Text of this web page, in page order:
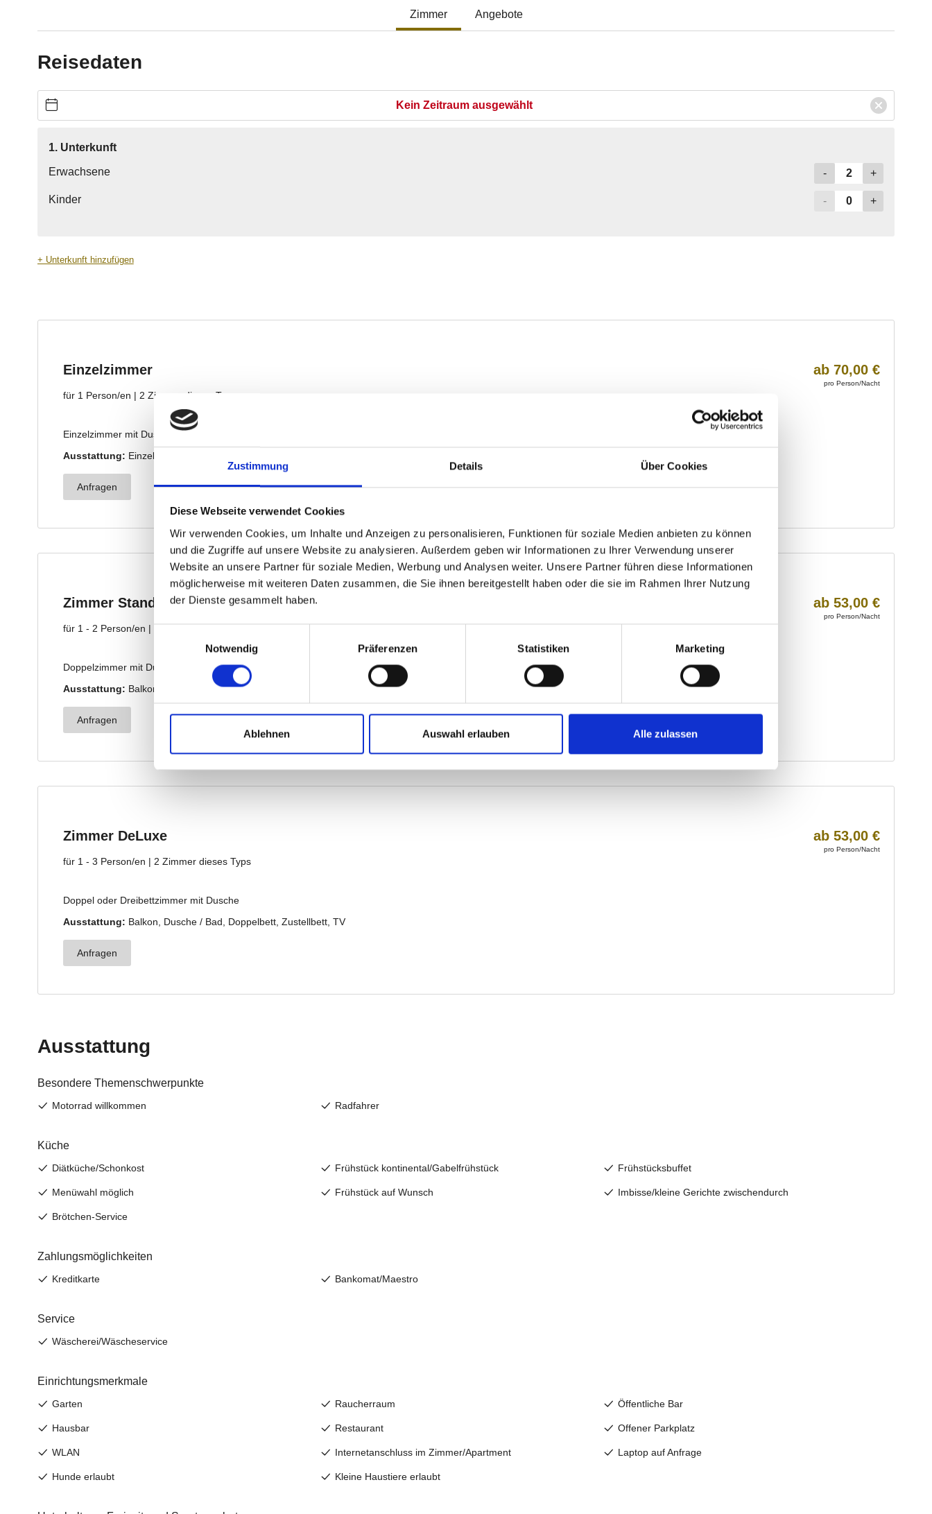
Zustimmung Details Über Cookies
Diese Webseite verwendet Cookies
Wir verwenden Cookies, um Inhalte und Anzeigen zu personalisieren, Funktionen für soziale Medien anbieten zu können
und die Zugriffe auf unsere Website zu analysieren. Außerdem geben wir Informationen zu Ihrer Verwendung unserer
Website an unsere Partner für soziale Medien, Werbung und Analysen weiter. Unsere Partner führen diese Informationen
möglicherweise mit weiteren Daten zusammen, die Sie ihnen bereitgestellt haben oder die sie im Rahmen Ihrer Nutzung
der Dienste gesammelt haben.
Notwendig
Präferenzen Statistiken Marketing
Ablehnen Auswahl erlauben Alle zulassen